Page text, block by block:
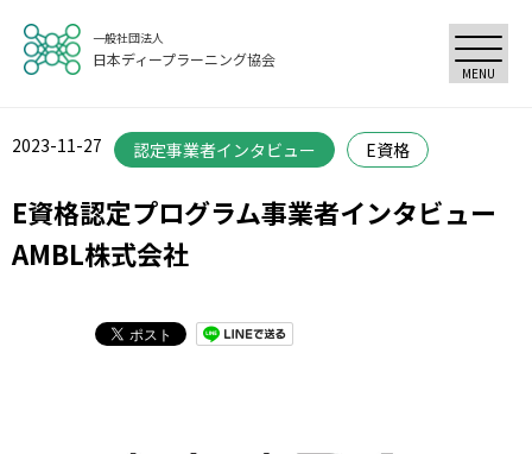
一般社団法人
日本ディープラーニング協会
MENU
2023-11-27 認定事業者インタビュー E資格
E資格認定プログラム事業者インタビュー
AMBL株式会社